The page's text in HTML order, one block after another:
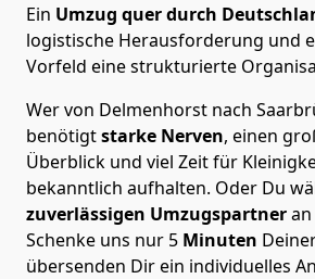
Ein Umzug quer durch
logistische Herausforderung und
Vorfeld eine strukturierte
Wer von Delmenhorst nach
benötigtstarke Nerven, einen
Überblick und viel Zeit für
bekanntlich aufhalten. Oder Du
zuverlässigen Umzugspartner
Schenke uns nur 5 Minuten
übersenden Dir ein individuelles